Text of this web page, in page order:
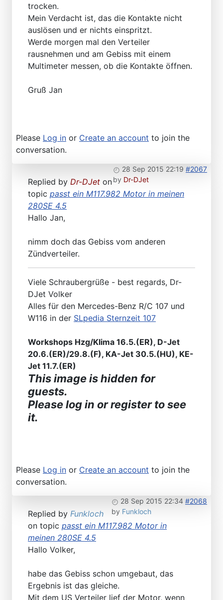
trocken.
Mein Verdacht ist, das die Kontakte nicht
auslösen und er nichts einspritzt.
Werde morgen mal den Verteiler
rausnehmen und am Gebiss mit einem
Multimeter messen, ob die Kontakte öffnen.
Gruß Jan
Please Log in or Create an account to join the
conversation.
28 Sep 2015 22:19 #2067
by Dr-DJet
Replied by Dr-DJet on
topic passt ein M117.982 Motor in meinen
280SE 4.5
Hallo Jan,
nimm doch das Gebiss vom anderen
Zündverteiler.
Viele Schraubergrüße - best regards, Dr-
DJet Volker
Alles für den Mercedes-Benz R/C 107 und
W116 in der SLpedia Sternzeit 107
Workshops Hzg/Klima 16.5.(ER), D-Jet
20.6.(ER)/29.8.(F), KA-Jet 30.5.(HU), KE-
Jet 11.7.(ER)
This image is hidden for
guests.
Please log in or register to see
it.
Please Log in or Create an account to join the
conversation.
28 Sep 2015 22:34 #2068
by Funkloch
Replied by Funkloch
on topic passt ein M117.982 Motor in
meinen 280SE 4.5
Hallo Volker,
habe das Gebiss schon umgebaut, das
Ergebnis ist das gleiche.
Mit dem US Verteiler lief der Motor, wenn